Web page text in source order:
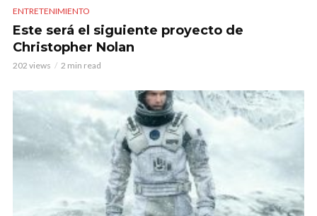
ENTRETENIMIENTO
Este será el siguiente proyecto de
Christopher Nolan
202 views 2 min read